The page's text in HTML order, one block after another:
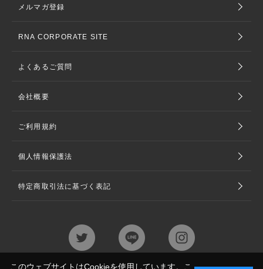
メルマガ登録
RNA CORPORATE SITE
よくあるご質問
会社概要
ご利用規約
個人情報保護法
特定商取引法に基づく表記
このウェブサイトはCookieを使用しています。こ